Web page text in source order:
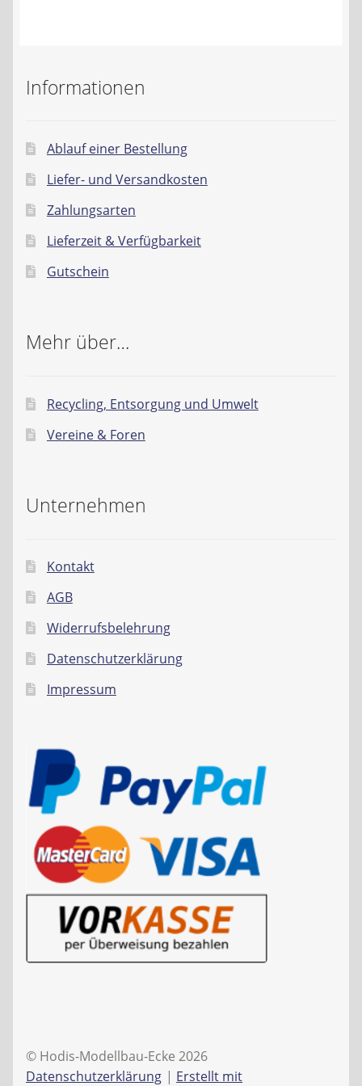
Widerrufsbelehrung
Datenschutzerklärung
Impressum
Informationen
Ablauf einer Bestellung
Liefer- und Versandkosten
Zahlungsarten
Lieferzeit & Verfügbarkeit
Gutschein
Mehr über…
Recycling, Entsorgung und Umwelt
Vereine & Foren
Unternehmen
Kontakt
AGB
Widerrufsbelehrung
Datenschutzerklärung
Impressum
© Hodis-Modellbau-Ecke 2026
Datenschutzerklärung
Erstellt mit